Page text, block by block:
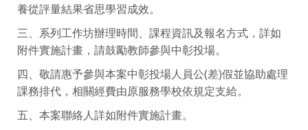
養從評量結果省思學習成效。
三、系列工作坊辦理時間、課程資訊及報名方式，詳如
附件實施計畫，請鼓勵教師參與中彰投場。
四、敬請惠予參與本案中彰投場人員公(差)假並協助處理
課務排代，相關經費由原服務學校依規定支給。
五、本案聯絡人詳如附件實施計畫。